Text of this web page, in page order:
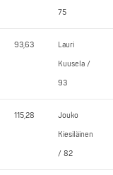
75
93,63 Lauri
Kuusela /
93
115,28 Jouko
Kiesiläinen
/ 82